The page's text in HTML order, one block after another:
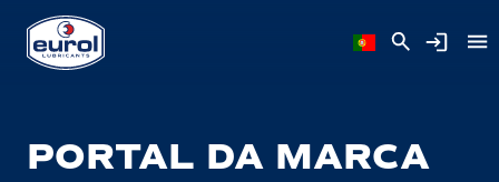
PORTAL DA MARCA